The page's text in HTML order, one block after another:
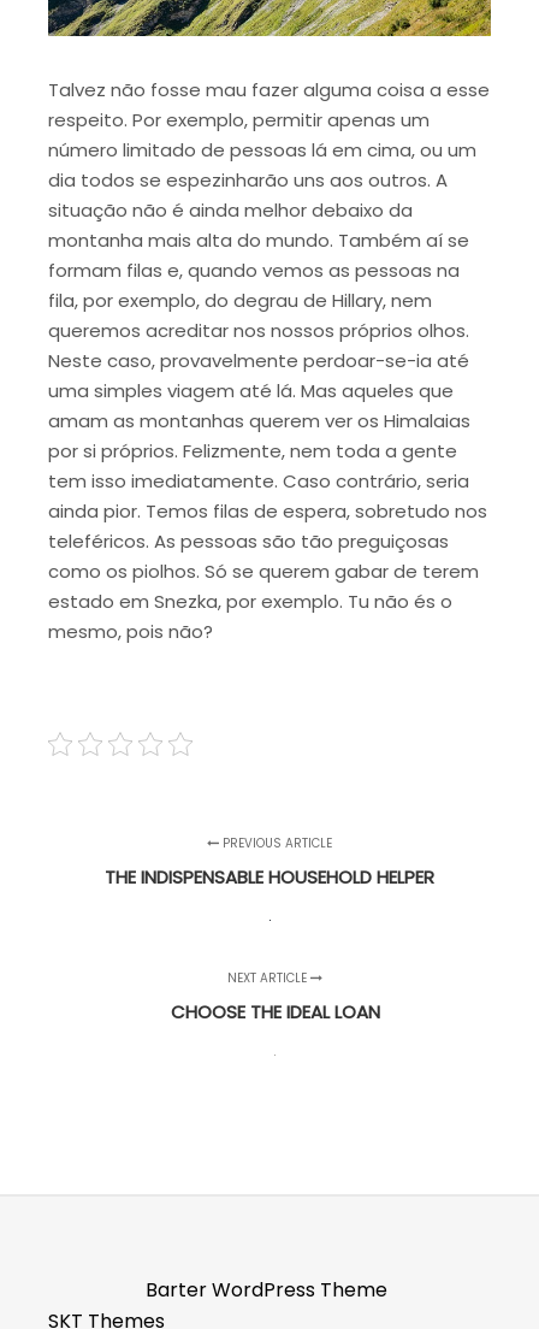
Talvez não fosse mau fazer alguma coisa a esse
respeito. Por exemplo, permitir apenas um
número limitado de pessoas lá em cima, ou um
dia todos se espezinharão uns aos outros. A
situação não é ainda melhor debaixo da
montanha mais alta do mundo. Também aí se
formam filas e, quando vemos as pessoas na
fila, por exemplo, do degrau de Hillary, nem
queremos acreditar nos nossos próprios olhos.
Neste caso, provavelmente perdoar-se-ia até
uma simples viagem até lá. Mas aqueles que
amam as montanhas querem ver os Himalaias
por si próprios. Felizmente, nem toda a gente
tem isso imediatamente. Caso contrário, seria
ainda pior. Temos filas de espera, sobretudo nos
teleféricos. As pessoas são tão preguiçosas
como os piolhos. Só se querem gabar de terem
estado em Snezka, por exemplo. Tu não és o
mesmo, pois não?
PREVIOUS ARTICLE
THE INDISPENSABLE HOUSEHOLD HELPER
NEXT ARTICLE
CHOOSE THE IDEAL LOAN
Barter WordPress Theme
SKT Themes